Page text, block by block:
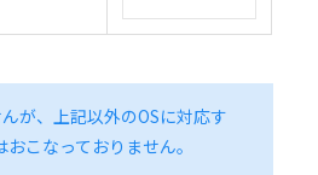
が、上記以外のOSに対応す
こなっておりません。